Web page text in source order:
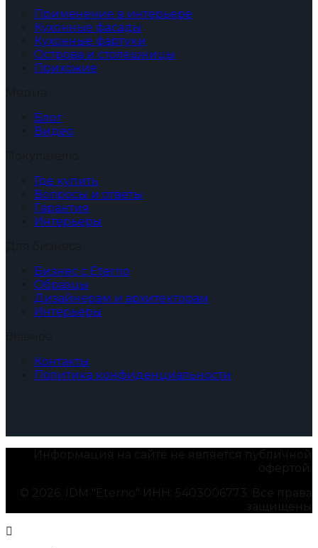
Применение в интерьере
Кухонные фасады
Кухонные фартуки
Острова и столешницы
Прихожие
Блог
Видео
Где купить
Вопросы и ответы
Гарантия
Интерьеры
Бизнес с Eterno
Образцы
Дизайнерам и архитекторам
Интерьеры
Контакты
Политика конфиденциальности
Информация на сайте не является публичной
офертой.
© 2026. IDM "Eterno" ИНН: 5403006773. Все права
защищены